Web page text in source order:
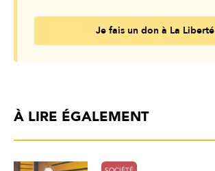
Je fais un don à La Liberté
À LIRE ÉGALEMENT